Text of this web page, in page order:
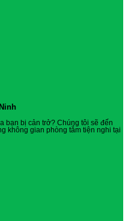
bạn bị cản trở? Chúng tôi sẽ đến
không gian phòng tắm tiện nghi tại